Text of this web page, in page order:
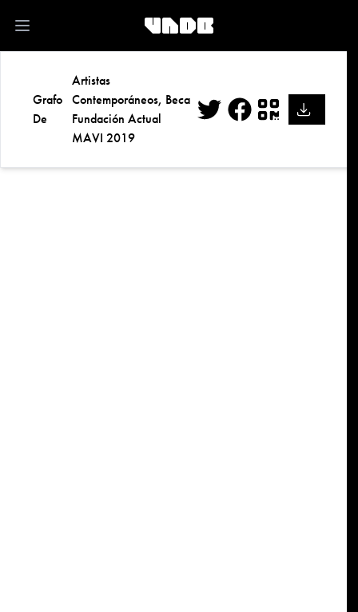
Open main menu
Grafo
De
Artistas
Contemporáneos, Beca
Fundación Actual
MAVI 2019
Facebook
QR